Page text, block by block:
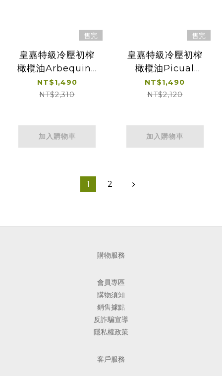
售完
皇嘉特級冷壓初榨
橄欖油Arbequina
250ml*2贈皇嘉
100ml*1+25ml*1
NT$1,490
NT$2,310
加入購物車
售完
皇嘉特級冷壓初榨
橄欖油Picual
500ml贈皇嘉
100ml*1+25ml*1
NT$1,490
NT$2,120
加入購物車
1 2
購物服務
會員專區
購物須知
銷售據點
反詐騙宣導
隱私權政策
客戶服務